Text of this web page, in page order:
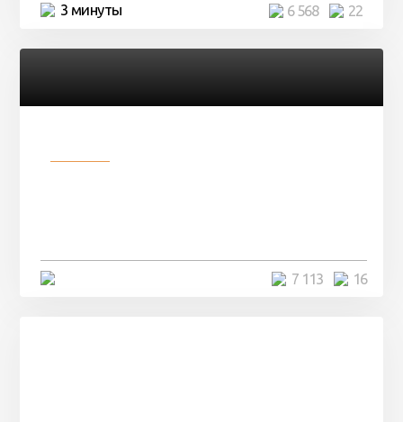
3 минуты 22
6 568
16
7 113